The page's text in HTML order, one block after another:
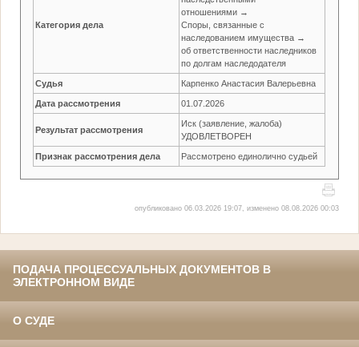
Категория дела
отношениями →
Споры, связанные с
наследованием имущества →
об ответственности наследников
по долгам наследодателя
Судья Карпенко Анастасия Валерьевна
Дата рассмотрения 01.07.2026
Результат рассмотрения
Иск (заявление, жалоба)
УДОВЛЕТВОРЕН
Признак рассмотрения дела Рассмотрено единолично судьей
опубликовано 06.03.2026 19:07, изменено 08.08.2026 00:03
ПОДАЧА ПРОЦЕССУАЛЬНЫХ ДОКУМЕНТОВ В
ЭЛЕКТРОННОМ ВИДЕ
О СУДЕ